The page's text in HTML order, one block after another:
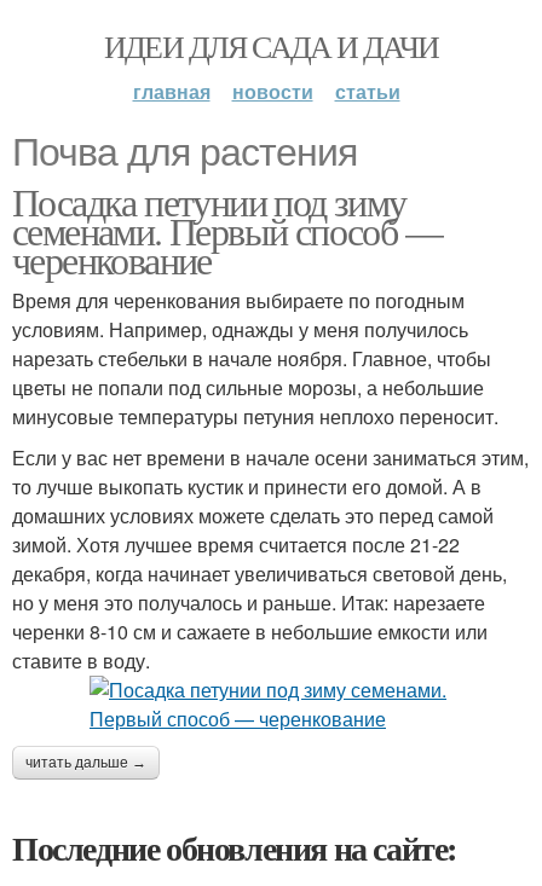
ИДЕИ ДЛЯ САДА И ДАЧИ
главная новости статьи
Почва для растения
Посадка петунии под зиму
семенами. Первый способ —
черенкование
Время для черенкования выбираете по погодным
условиям. Например, однажды у меня получилось
нарезать стебельки в начале ноября. Главное, чтобы
цветы не попали под сильные морозы, а небольшие
минусовые температуры петуния неплохо переносит.
Если у вас нет времени в начале осени заниматься этим,
то лучше выкопать кустик и принести его домой. А в
домашних условиях можете сделать это перед самой
зимой. Хотя лучшее время считается после 21-22
декабря, когда начинает увеличиваться световой день,
но у меня это получалось и раньше. Итак: нарезаете
черенки 8-10 см и сажаете в небольшие емкости или
ставите в воду.
читать дальше →
Последние обновления на сайте: